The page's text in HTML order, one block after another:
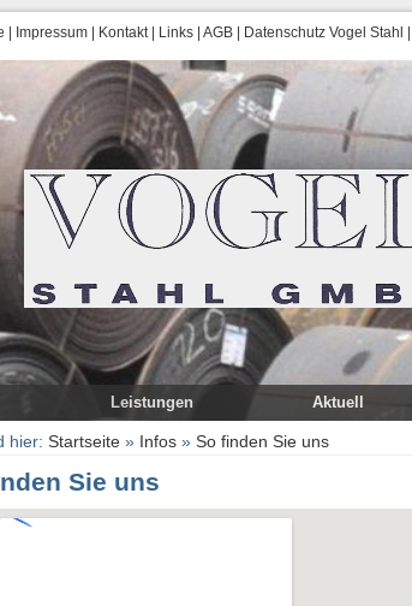
Impressum Kontakt| Links AGB Datenschutz Vogel Stahl
(+C)
Leistungen
Bearbeitung
Aktuell
hier: Startseite » Infos » So finden Sie uns
Sie uns